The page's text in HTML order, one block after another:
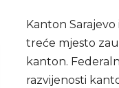
Kanton
treće mjesto
kanton.
razvijenosti